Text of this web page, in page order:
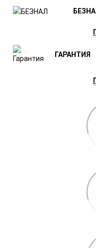
ГАРАНТИЯ